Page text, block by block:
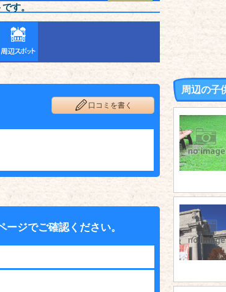
す。
口コミを書く
ジでご確認ください。
周辺の子